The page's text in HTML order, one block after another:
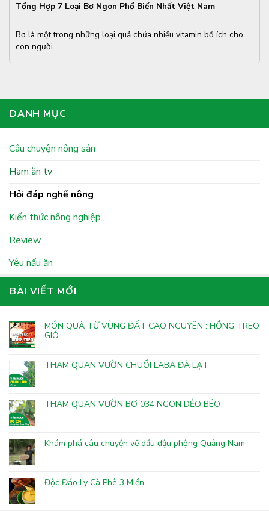
Tổng Hợp 7 Loại Bơ Ngon Phổ Biến Nhất Việt Nam
Bơ là một trong những loại quả chứa nhiều vitamin bổ ích cho
con người....
DANH MỤC
Câu chuyện nông sản
Ham ăn tv
Hỏi đáp nghề nông
Kiến thức nông nghiệp
Review
Yêu nấu ăn
BÀI VIẾT MỚI
MÓN QUÀ TỪ VÙNG ĐẤT CAO NGUYÊN : HỒNG TREO
GIÓ
THAM QUAN VƯỜN CHUỐI LABA ĐÀ LẠT
THAM QUAN VƯỜN BƠ 034 NGON DẺO BÉO
Khám phá câu chuyện về dầu đậu phộng Quảng Nam
Độc Đáo Ly Cà Phê 3 Miền